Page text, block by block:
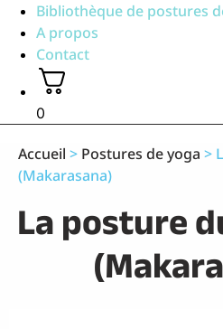
Bibliothèque de postures
A propos
Contact
0
Accueil > Postures de yoga >
(Makarasana)
La posture